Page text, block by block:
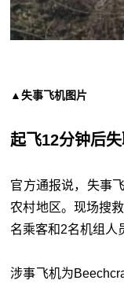
▲失事飞机图片
起飞12分钟后
官方通报说，失事
农村地区。现场搜
名乘客和2名机组人
涉事飞机为